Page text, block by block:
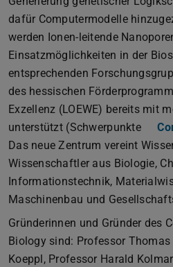
dafür Computermodelle
werden Ionen-leitende
Einsatzmöglichkeiten in der
entsprechenden
des hessischen
Exzellenz (LOEWE) bereits mit
unterstützt (Schwerpunkte
Das neue Zentrum vereint
Wissenschaftler aus Biologie,
Informationstechnik,
Maschinenbau und
Gründerinnen und Gründer des
Biology sind: Professor
Koeppl, Professor Harald